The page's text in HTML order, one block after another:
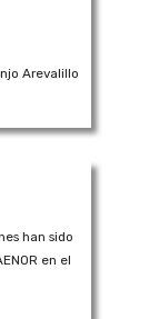
Arevalillo
han sido
en el